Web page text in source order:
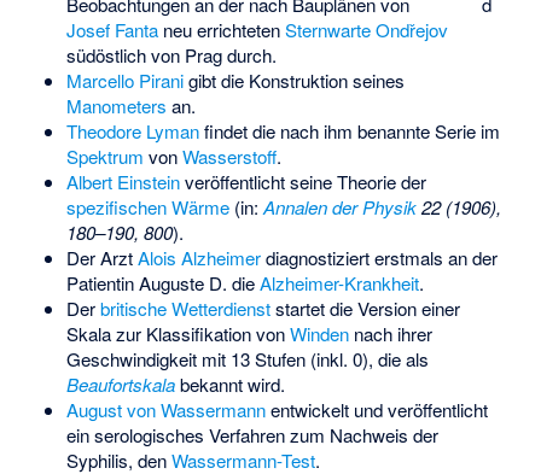
Josef Fantaneu errichtetenSternwarte Ondřejov
südöstlich von Prag durch.
Marcello Piranigibt die Konstruktion seines
Manometers an.
Theodore Lymanfindet die nach ihm benannte Serie im
Spektrum vonWasserstoff.
Albert Einsteinveröffentlicht seine Theorie der
spezifischen Wärme(in: Annalen der Physik22 (1906),
180–190, 800).
Der ArztAlois Alzheimerdiagnostiziert erstmals an der
Patientin Auguste D. dieAlzheimer-Krankheit.
Derbritische Wetterdienststartet die Version einer
Skala zur Klassifikation vonWindennach ihrer
Geschwindigkeit mit 13 Stufen (inkl. 0), die als
Beaufortskalabekannt wird.
August von Wassermannentwickelt und veröffentlicht
ein serologisches Verfahren zum Nachweis der
Syphilis, denWassermann-Test.